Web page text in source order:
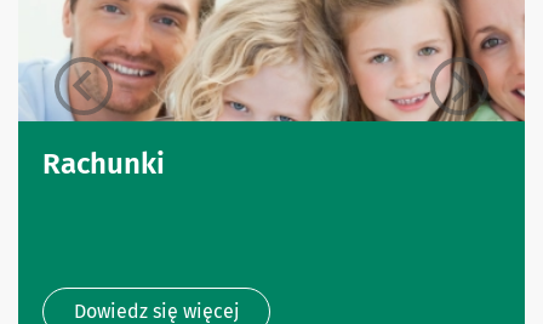
Rachunki
Dowiedz się więcej